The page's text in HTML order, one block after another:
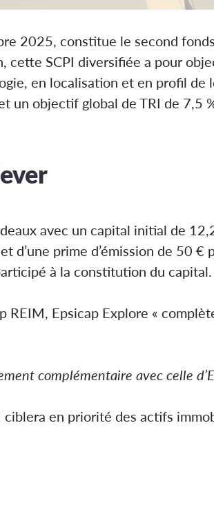
2025, constitue le second
cette SCPI diversifiée a pour
en localisation et en profil de
un objectif global de TRI de 7,5
avec un capital initial de
d’une prime d’émission de 50 €
à la constitution du capital.
REIM, Epsicap Explore «
complémentaire avec celle
ciblera en priorité des actifs